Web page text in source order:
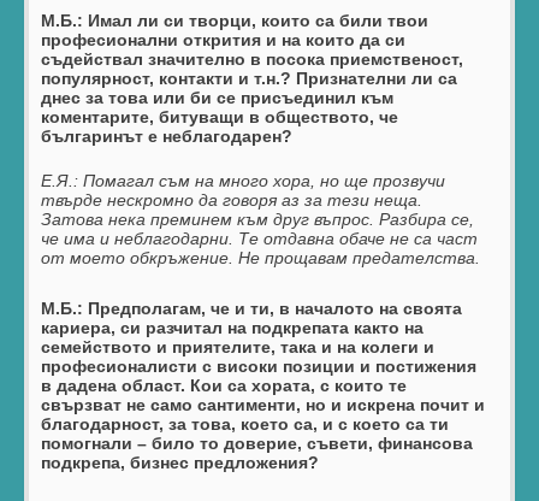
М.Б.: Имал ли си творци, които са били твои
професионални открития и на които да си
съдействал значително в посока приемственост,
популярност, контакти и т.н.? Признателни ли са
днес за това или би се присъединил към
коментарите, битуващи в обществото, че
българинът е неблагодарен?
Е.Я.:Помагал съм на много хора, но ще прозвучи
твърде нескромно да говоря аз за тези неща.
Затова нека преминем към друг въпрос. Разбира се,
че има и неблагодарни. Те отдавна обаче не са част
от моето обкръжение. Не прощавам предателства.
М.Б.: Предполагам, че и ти, в началото на своята
кариера, си разчитал на подкрепата както на
семейството и приятелите, така и на колеги и
професионалисти с високи позиции и постижения
в дадена област. Кои са хората, с които те
свързват не само сантименти, но и искрена почит и
благодарност, за това, което са, и с което са ти
помогнали – било то доверие, съвети, финансова
подкрепа, бизнес предложения?